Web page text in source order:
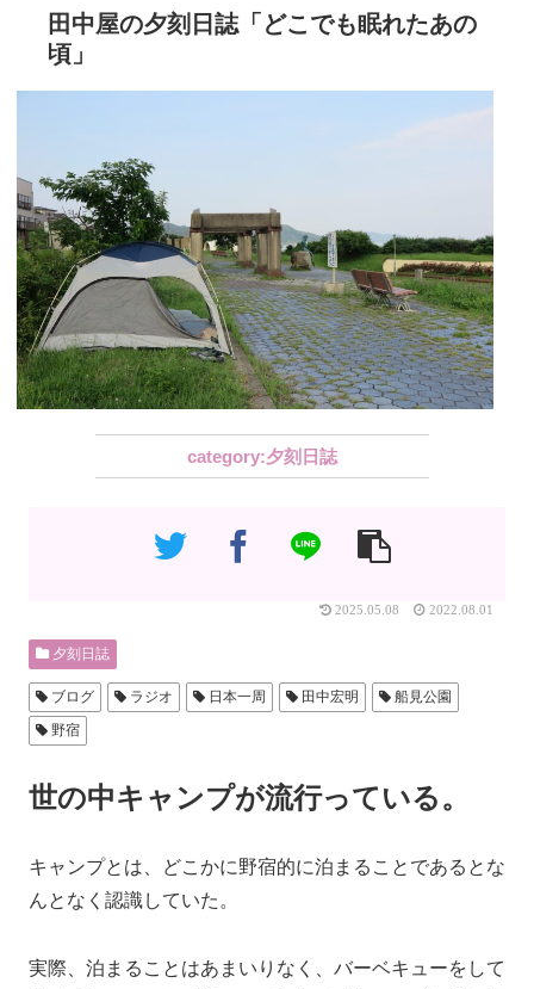
田中屋の夕刻日誌「どこでも眠れたあの
頃」
夕刻日誌
2025.05.08 2022.08.01
夕刻日誌
ブログ ラジオ 日本一周 田中宏明
船見公園
野宿
世の中キャンプが流行っている。
キャンプとは、どこかに野宿的に泊まることであるとな
んとなく認識していた。
実際、泊まることはあまいりなく、バーベキューをして